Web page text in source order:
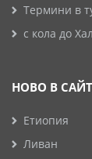
Термини в
с кола до
НОВО В
Етиопия
Ливан